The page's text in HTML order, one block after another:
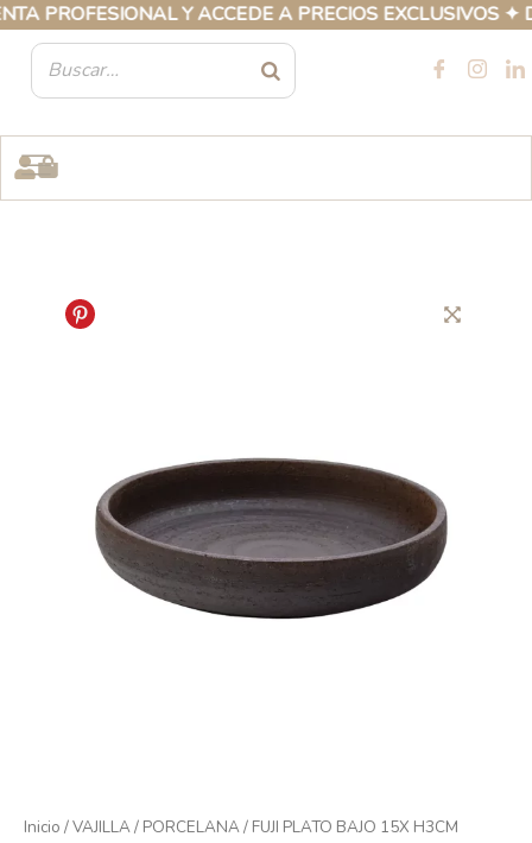
PROFESIONAL Y ACCEDE A PRECIOS EXCLUSIVOS ✦
Ir
contenido
Inicio /VAJILLA/ PORCELANA/ FUJI PLATO BAJO 15X H3CM